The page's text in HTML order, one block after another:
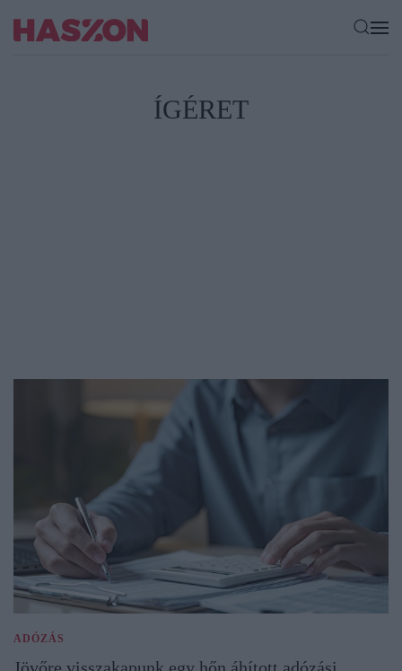
ÍGÉRET
ADÓZÁS